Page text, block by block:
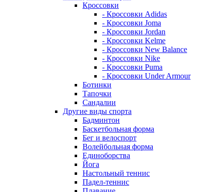
Кроссовки
- Кроссовки Adidas
- Кроссовки Joma
- Кроссовки Jordan
- Кроссовки Kelme
- Кроссовки New Balance
- Кроссовки Nike
- Кроссовки Puma
- Кроссовки Under Armour
Ботинки
Тапочки
Сандалии
Другие виды спорта
Бадминтон
Баскетбольная форма
Бег и велоспорт
Волейбольная форма
Единоборства
Йога
Настольный теннис
Падел-теннис